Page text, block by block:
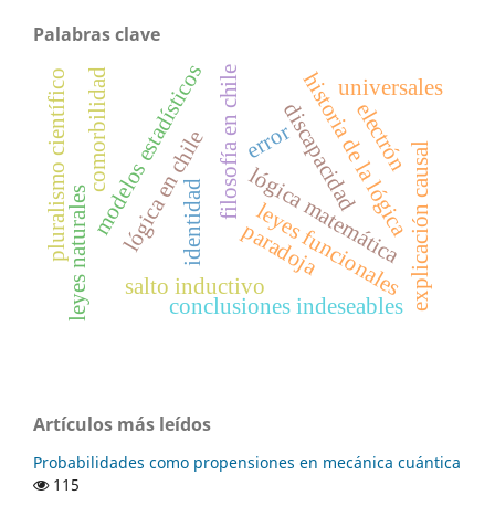
Palabras clave
filosofía en chile
lógica en chile
identidad lógica matemática
historia de la lógica
modelos estadísticos error explicación causal
discapacidad
comorbilidad universales
leyes naturales leyes funcionales
pluralismo científico
conclusiones indeseables
electrón
salto inductivo
paradoja
Artículos más leídos
Probabilidades como propensiones en mecánica cuántica
115